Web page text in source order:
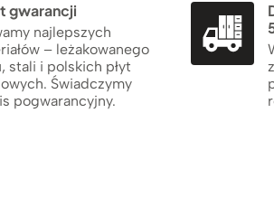
gwarancji
najlepszych
– leżakowanego
stali i polskich płyt
Świadczymy
pogwarancyjny.